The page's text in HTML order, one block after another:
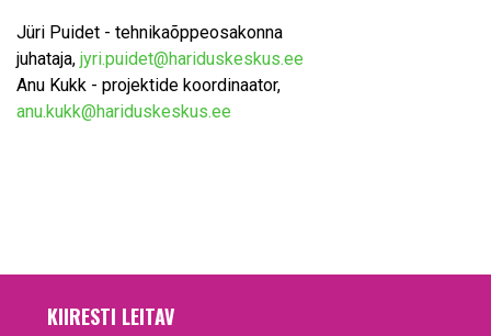
Jüri Puidet - tehnikaõppeosakonna
juhataja, jyri.puidet@hariduskeskus.ee
Anu Kukk - projektide koordinaator,
anu.kukk@hariduskeskus.ee
KIIRESTI LEITAV